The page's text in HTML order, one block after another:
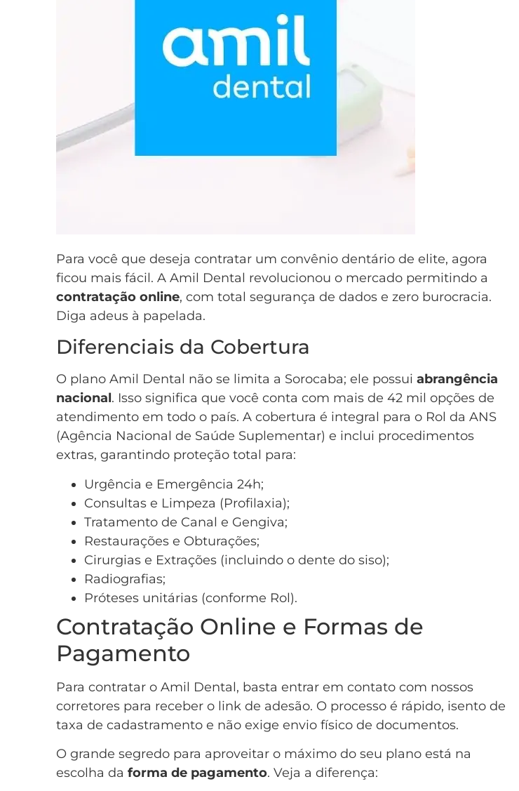
Para você que deseja contratar um convênio dentário de elite, agora
ficou mais fácil. A Amil Dental revolucionou o mercado permitindo a
contratação online, com total segurança de dados e zero burocracia.
Diga adeus à papelada.
Diferenciais da Cobertura
O plano Amil Dental não se limita a Sorocaba; ele possui abrangência
nacional. Isso significa que você conta com mais de 42 mil opções de
atendimento em todo o país. A cobertura é integral para o Rol da ANS
(Agência Nacional de Saúde Suplementar) e inclui procedimentos
extras, garantindo proteção total para:
Urgência e Emergência 24h;
Consultas e Limpeza (Profilaxia);
Tratamento de Canal e Gengiva;
Restaurações e Obturações;
Cirurgias e Extrações (incluindo o dente do siso);
Radiografias;
Próteses unitárias (conforme Rol).
Contratação Online e Formas de
Pagamento
Para contratar o Amil Dental, basta entrar em contato com nossos
corretores para receber o link de adesão. O processo é rápido, isento de
taxa de cadastramento e não exige envio físico de documentos.
O grande segredo para aproveitar o máximo do seu plano está na
escolha da forma de pagamento. Veja a diferença: